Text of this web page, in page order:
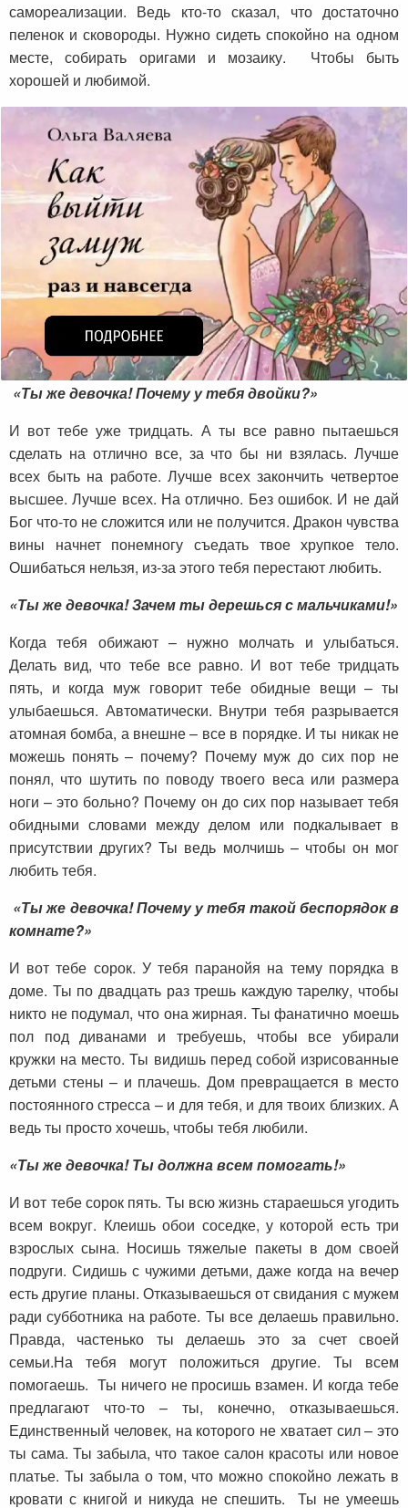
самореализации. Ведь кто-то сказал, что достаточно
пеленок и сковороды. Нужно сидеть спокойно на одном
месте, собирать оригами и мозаику. Чтобы быть
хорошей и любимой.
«Ты же девочка! Почему у тебя двойки?»
И вот тебе уже тридцать. А ты все равно пытаешься
сделать на отлично все, за что бы ни взялась. Лучше
всех быть на работе. Лучше всех закончить четвертое
высшее. Лучше всех. На отлично. Без ошибок. И не дай
Бог что-то не сложится или не получится. Дракон чувства
вины начнет понемногу съедать твое хрупкое тело.
Ошибаться нельзя, из-за этого тебя перестают любить.
«Ты же девочка! Зачем ты дерешься с мальчиками!»
Когда тебя обижают – нужно молчать и улыбаться.
Делать вид, что тебе все равно. И вот тебе тридцать
пять, и когда муж говорит тебе обидные вещи – ты
улыбаешься. Автоматически. Внутри тебя разрывается
атомная бомба, а внешне – все в порядке. И ты никак не
можешь понять – почему? Почему муж до сих пор не
понял, что шутить по поводу твоего веса или размера
ноги – это больно? Почему он до сих пор называет тебя
обидными словами между делом или подкалывает в
присутствии других? Ты ведь молчишь – чтобы он мог
любить тебя.
«Ты же девочка! Почему у тебя такой беспорядок в
комнате?»
И вот тебе сорок. У тебя паранойя на тему порядка в
доме. Ты по двадцать раз трешь каждую тарелку, чтобы
никто не подумал, что она жирная. Ты фанатично моешь
пол под диванами и требуешь, чтобы все убирали
кружки на место. Ты видишь перед собой изрисованные
детьми стены – и плачешь. Дом превращается в место
постоянного стресса – и для тебя, и для твоих близких. А
ведь ты просто хочешь, чтобы тебя любили.
«Ты же девочка! Ты должна всем помогать!»
И вот тебе сорок пять. Ты всю жизнь стараешься угодить
всем вокруг. Клеишь обои соседке, у которой есть три
взрослых сына. Носишь тяжелые пакеты в дом своей
подруги. Сидишь с чужими детьми, даже когда на вечер
есть другие планы. Отказываешься от свидания с мужем
ради субботника на работе. Ты все делаешь правильно.
Правда, частенько ты делаешь это за счет своей
семьи.На тебя могут положиться другие. Ты всем
помогаешь. Ты ничего не просишь взамен. И когда тебе
предлагают что-то – ты, конечно, отказываешься.
Единственный человек, на которого не хватает сил – это
ты сама. Ты забыла, что такое салон красоты или новое
платье. Ты забыла о том, что можно спокойно лежать в
кровати с книгой и никуда не спешить. Ты не умеешь